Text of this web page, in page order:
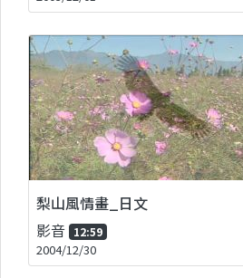
梨山風情畫_日文
影音 12:59
2004/12/30